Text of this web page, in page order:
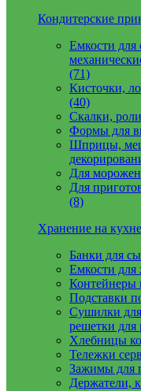
Кондитерские
Емкости
(71)
Кисточки,
(40)
Скалки,
Формы для
Шприцы,
Для
Для
(8)
Хранение на
Банки для
Емкости для
Контейнеры
Подставки
Сушилки
решетки для
Хлебницы
Тележки
Зажимы для
Держатели,